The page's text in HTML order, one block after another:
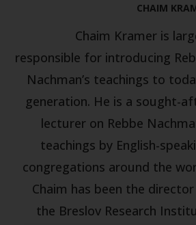
CHAIM
Chaim Kramer is
responsible for introducing
Nachman’s teachings to
generation. He is a sought-
lecturer on Rebbe
teachings by English-
congregations around the
Chaim has been the
the Breslov Research